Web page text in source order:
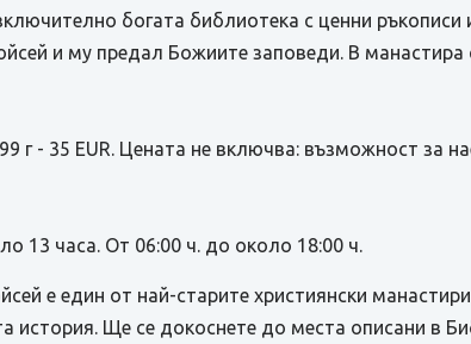
богата библиотека с ценни
и му предал Божиите заповеди. В
г - 35 EUR. Цената не включва: възможност за
13 часа. От 06:00 ч. до около 18:00 ч.
е един от най-старите християнски
история. Ще се докоснете до места описани в